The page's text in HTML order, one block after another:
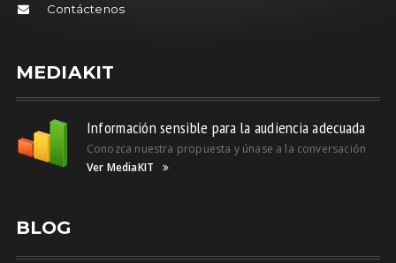
Contáctenos
MEDIAKIT
Información sensible para la audiencia adecuada
Conozca nuestra propuesta y únase a la conversación
Ver MediaKIT
BLOG